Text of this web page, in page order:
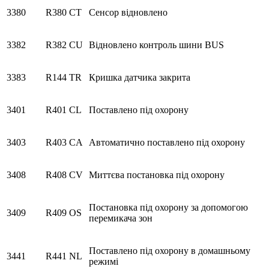
3380 R380 CT Сенсор відновлено
3382 R382 CU Відновлено контроль шини BUS
3383 R144 TR Кришка датчика закрита
3401 R401 CL Поставлено під охорону
3403 R403 CA Автоматично поставлено під охорону
3408 R408 CV Миттєва постановка під охорону
3409 R409 OS
Постановка під охорону за допомогою
перемикача зон
3441 R441 NL
Поставлено під охорону в домашньому
режимі